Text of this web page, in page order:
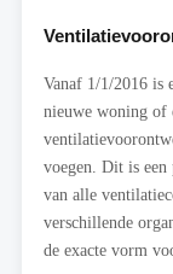
Vanaf 1/1/2016 is
nieuwe woning of
voegen. Dit is een
van alle
verschillende
de exacte vorm